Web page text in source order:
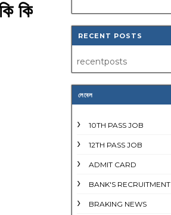
কি
RECENT POSTS
recentposts
লেবেল
10TH PASS JOB
12TH PASS JOB
ADMIT CARD
BANK'S RECRUITMENT
BRAKING NEWS